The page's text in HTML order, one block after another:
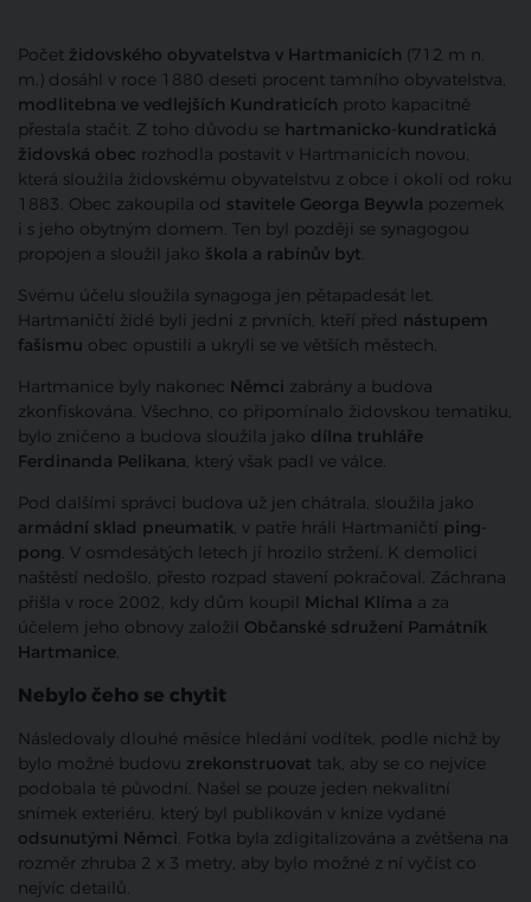
Počet židovského obyvatelstva v Hartmanicích (712 m n.
m.) dosáhl v roce 1880 deseti procent tamního obyvatelstva,
modlitebna ve vedlejších Kundraticích proto kapacitně
přestala stačit. Z toho důvodu se hartmanicko-kundratická
židovská obec rozhodla postavit v Hartmanicích novou,
která sloužila židovskému obyvatelstvu z obce i okolí od roku
1883. Obec zakoupila od stavitele Georga Beywla pozemek
i s jeho obytným domem. Ten byl později se synagogou
propojen a sloužil jako škola a rabínův byt.
Svému účelu sloužila synagoga jen pětapadesát let.
Hartmaničtí židé byli jedni z prvních, kteří před nástupem
fašismu obec opustili a ukryli se ve větších městech.
Hartmanice byly nakonec Němci zabrány a budova
zkonfiskována. Všechno, co připomínalo židovskou tematiku,
bylo zničeno a budova sloužila jako dílna truhláře
Ferdinanda Pelikana, který však padl ve válce.
Pod dalšími správci budova už jen chátrala, sloužila jako
armádní sklad pneumatik, v patře hráli Hartmaničtí ping-
pong. V osmdesátých letech jí hrozilo stržení. K demolici
naštěstí nedošlo, přesto rozpad stavení pokračoval. Záchrana
přišla v roce 2002, kdy dům koupil Michal Klíma a za
účelem jeho obnovy založil Občanské sdružení Památník
Hartmanice.
Nebylo čeho se chytit
Následovaly dlouhé měsíce hledání vodítek, podle nichž by
bylo možné budovu zrekonstruovat tak, aby se co nejvíce
podobala té původní. Našel se pouze jeden nekvalitní
snímek exteriéru, který byl publikován v knize vydané
odsunutými Němci. Fotka byla zdigitalizována a zvětšena na
rozměr zhruba 2 x 3 metry, aby bylo možné z ní vyčíst co
nejvíc detailů.